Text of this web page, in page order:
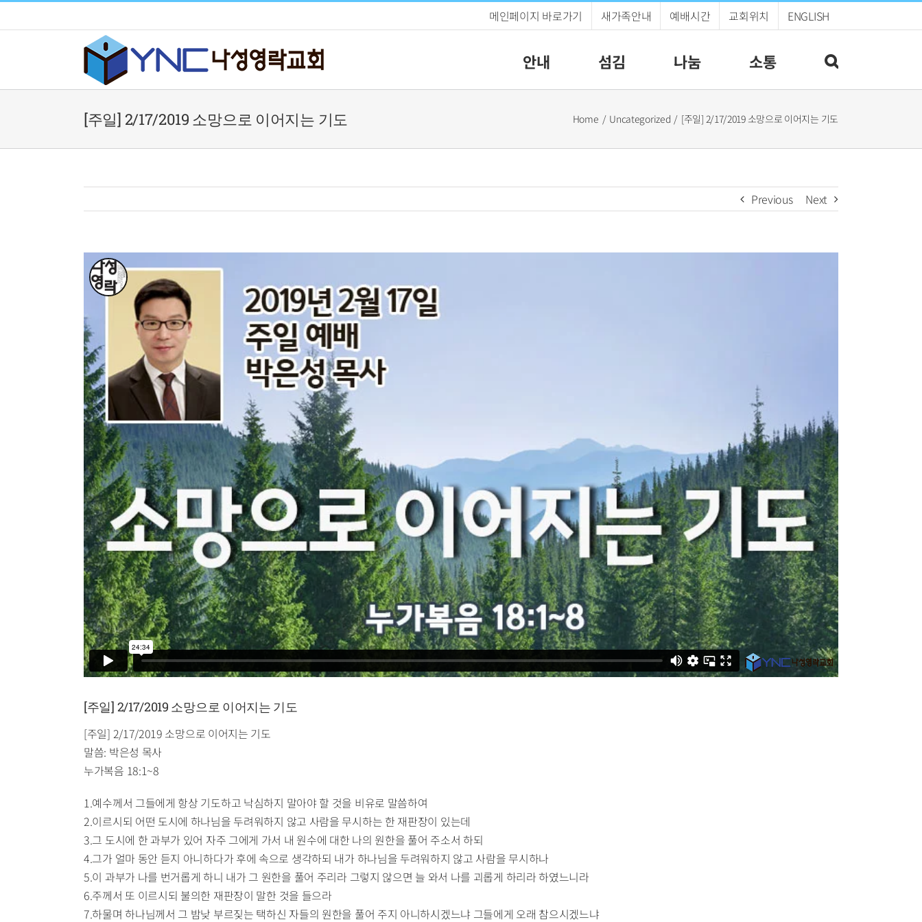
to
메인페이지 바로가기 새가족안내 예배시간 교회위치 ENGLISH
안내 섬김 나눔 소통
[주일] 2/17/2019 소망으로 이어지는 기도 Home Uncategorized [주일] 2/17/2019 소망으로 이어지는 기도
Previous Next
[주일] 2/17/2019 소망으로 이어지는 기도
[주일] 2/17/2019 소망으로 이어지는 기도
말씀: 박은성 목사
누가복음 18:1~8
1.예수께서 그들에게 항상 기도하고 낙심하지 말아야 할 것을 비유로 말씀하여
2.이르시되 어떤 도시에 하나님을 두려워하지 않고 사람을 무시하는 한 재판장이 있는데
3.그 도시에 한 과부가 있어 자주 그에게 가서 내 원수에 대한 나의 원한을 풀어 주소서 하되
4.그가 얼마 동안 듣지 아니하다가 후에 속으로 생각하되 내가 하나님을 두려워하지 않고 사람을 무시하나
5.이 과부가 나를 번거롭게 하니 내가 그 원한을 풀어 주리라 그렇지 않으면 늘 와서 나를 괴롭게 하리라 하였느니라
6.주께서 또 이르시되 불의한 재판장이 말한 것을 들으라
7.하물며 하나님께서 그 밤낮 부르짖는 택하신 자들의 원한을 풀어 주지 아니하시겠느냐 그들에게 오래 참으시겠느냐